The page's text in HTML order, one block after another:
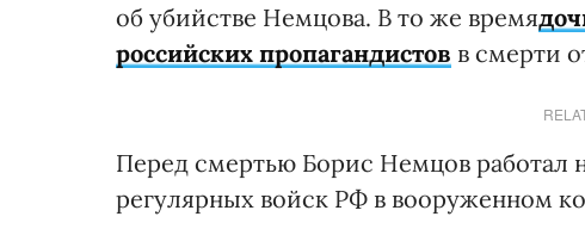
об убийстве Немцова. В то же время
российских пропагандистов в смерти
Перед смертью Борис Немцов работал
регулярных войск РФ в вооруженном